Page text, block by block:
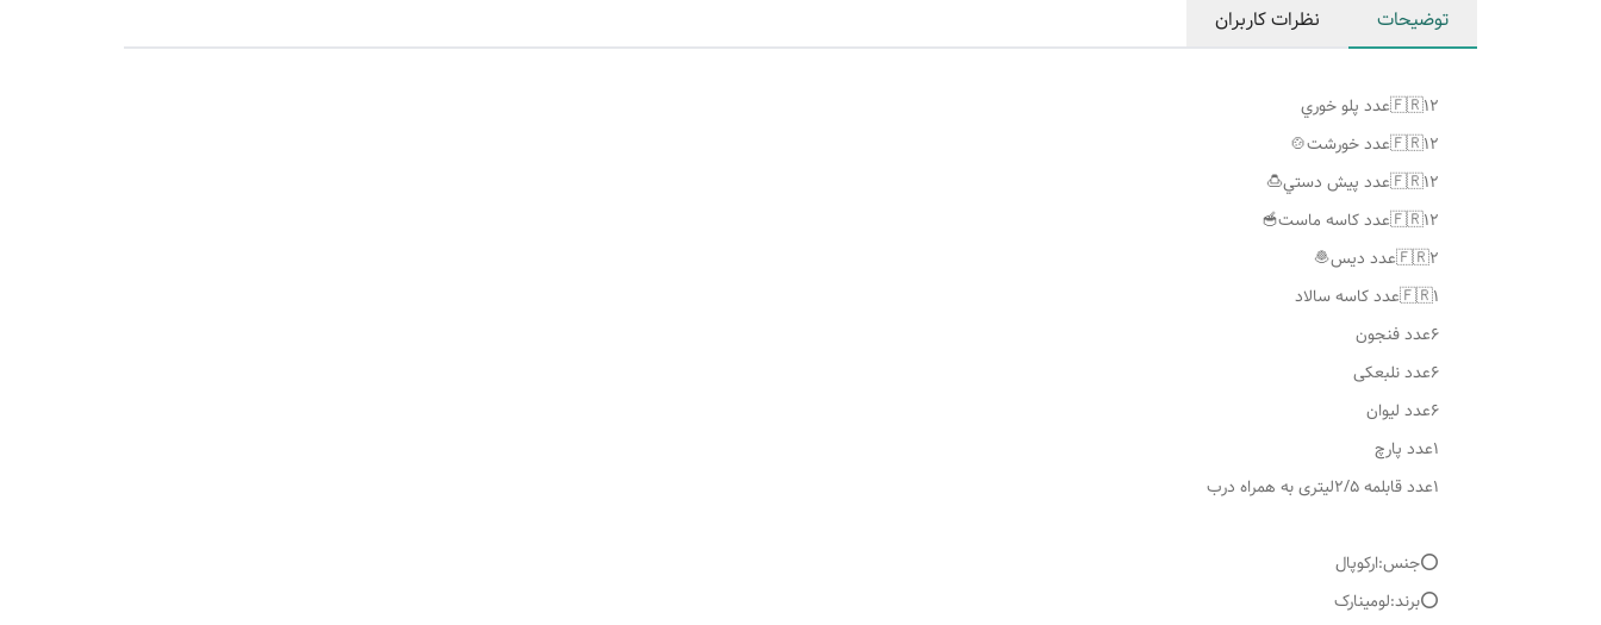
توضیحات نظرات کاربران
۶عدد فنجون
۶عدد نلبعکی
۶عدد لیوان
۱عدد پارچ
۱عدد قابلمه ۲/۵لیتری به همراه درب
⭕️جنس:ارکوپال
⭕️برند:لومینارک